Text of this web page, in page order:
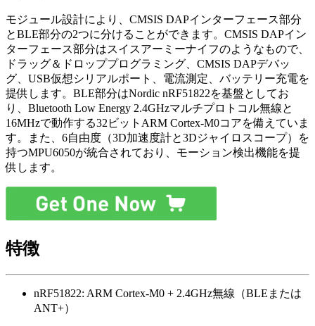
モジュール設計により、CMSIS DAPインターフェース部分
とBLE部分の2つに分けることができます。CMSIS DAPイン
ターフェース部分はスイスアーミーナイフのようなもので、
ドラッグ＆ドロッププログラミング、CMSIS DAPデバッ
グ、USB仮想シリアルポート、電流測定、バッテリー充電を
提供します。BLE部分はNordic nRF51822を基盤としてお
り、Bluetooth Low Energy 2.4GHzマルチプロトコル無線と
16MHzで動作する32ビットARM Cortex-M0コアを備えていま
す。また、6自由度（3D加速度計と3Dジャイロスコープ）を
持つMPU6050が統合されており、モーション検出機能を提
供します。
特徴
nRF51822: ARM Cortex-M0 + 2.4GHz無線（BLEまたは
ANT+）